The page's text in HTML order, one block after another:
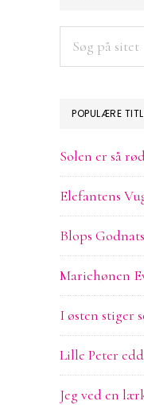
POPULÆRE
Solen er så
Elefantens
Blops
Mariehønen
I østen stiger
Lille Peter
Jeg ved en